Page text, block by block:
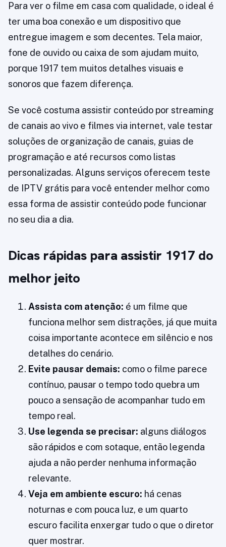
Para ver o filme em casa com qualidade, o ideal é
ter uma boa conexão e um dispositivo que
entregue imagem e som decentes. Tela maior,
fone de ouvido ou caixa de som ajudam muito,
porque 1917 tem muitos detalhes visuais e
sonoros que fazem diferença.
Se você costuma assistir conteúdo por streaming
de canais ao vivo e filmes via internet, vale testar
soluções de organização de canais, guias de
programação e até recursos como listas
personalizadas. Alguns serviços oferecem teste
de IPTV grátis para você entender melhor como
essa forma de assistir conteúdo pode funcionar
no seu dia a dia.
Dicas rápidas para assistir 1917 do
melhor jeito
Assista com atenção: é um filme que
funciona melhor sem distrações, já que muita
coisa importante acontece em silêncio e nos
detalhes do cenário.
Evite pausar demais: como o filme parece
contínuo, pausar o tempo todo quebra um
pouco a sensação de acompanhar tudo em
tempo real.
Use legenda se precisar: alguns diálogos
são rápidos e com sotaque, então legenda
ajuda a não perder nenhuma informação
relevante.
Veja em ambiente escuro: há cenas
noturnas e com pouca luz, e um quarto
escuro facilita enxergar tudo o que o diretor
quer mostrar.